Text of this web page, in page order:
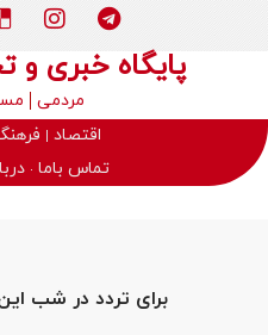
پایگاه خبری و
مردمی
اقتصاد
تماس باما
برای تردد در شب